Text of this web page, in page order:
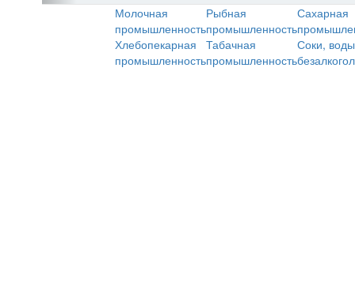
Молочная
промышленность
Рыбная
промышленность
Сахарная
Хлебопекарная
промышленность
Табачная
промышленность
Соки,